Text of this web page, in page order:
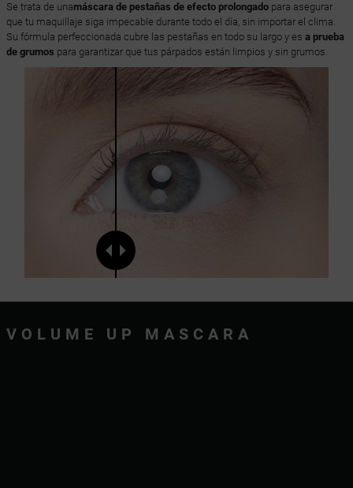
Se trata de unamáscara de pestañas de efecto prolongadopara asegurar
que tu maquillaje siga impecable durante todo el día, sin importar el clima.
Su fórmula perfeccionada cubre las pestañas en todo su largo y es a prueba
de grumos para garantizar que tus párpados están limpios y sin grumos.
VOLUME UP MASCARA